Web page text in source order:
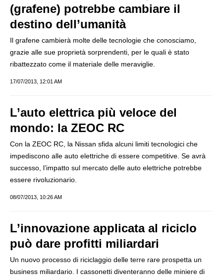
(grafene) potrebbe cambiare il
destino dell’umanità
Il grafene cambierà molte delle tecnologie che conosciamo,
grazie alle sue proprietà sorprendenti, per le quali è stato
ribattezzato come il materiale delle meraviglie.
17/07/2013, 12:01 AM
L’auto elettrica più veloce del
mondo: la ZEOC RC
Con la ZEOC RC, la Nissan sfida alcuni limiti tecnologici che
impediscono alle auto elettriche di essere competitive. Se avrà
successo, l’impatto sul mercato delle auto elettriche potrebbe
essere rivoluzionario.
08/07/2013, 10:26 AM
L’innovazione applicata al riciclo
può dare profitti miliardari
Un nuovo processo di riciclaggio delle terre rare prospetta un
business miliardario. I cassonetti diventeranno delle miniere di